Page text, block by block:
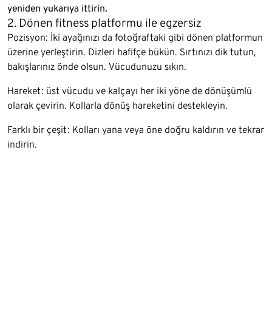
yeniden yukarıya ittirin.
2. Dönen fitness platformu ile egzersiz
Pozisyon: İki ayağınızı da fotoğraftaki gibi dönen platformun
üzerine yerleştirin. Dizleri hafifçe bükün. Sırtınızı dik tutun,
bakışlarınız önde olsun. Vücudunuzu sıkın.
Hareket: üst vücudu ve kalçayı her iki yöne de dönüşümlü
olarak çevirin. Kollarla dönüş hareketini destekleyin.
Farklı bir çeşit: Kolları yana veya öne doğru kaldırın ve tekrar
indirin.